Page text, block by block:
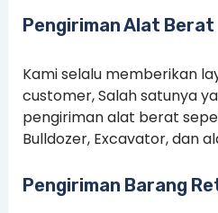
Pengiriman Alat Berat
Kami selalu memberikan
customer, Salah satunya
pengiriman alat berat
Bulldozer, Excavator, dan
Pengiriman Barang